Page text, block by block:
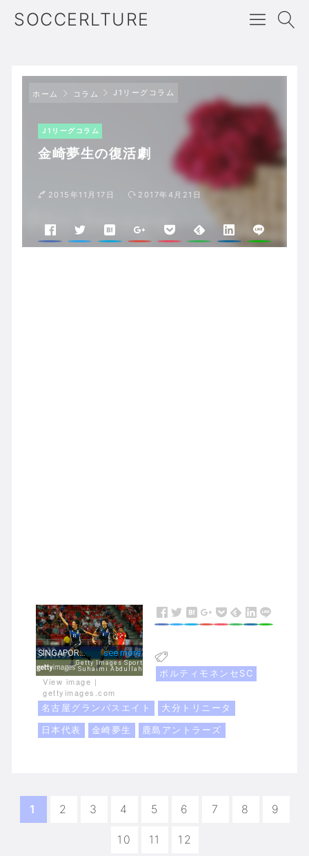
SOCCERLTURE
ホーム コラム J1リーグコラム
J1リーグコラム
金崎夢生の復活劇
2015年11月17日 2017年4月21日
View image |
gettyimages.com
ポルティモネンセSC
名古屋グランパスエイト
大分トリニータ
日本代表
金崎夢生 鹿島アントラーズ
1 2 3 4 5 6 7 8 9
10 11 12